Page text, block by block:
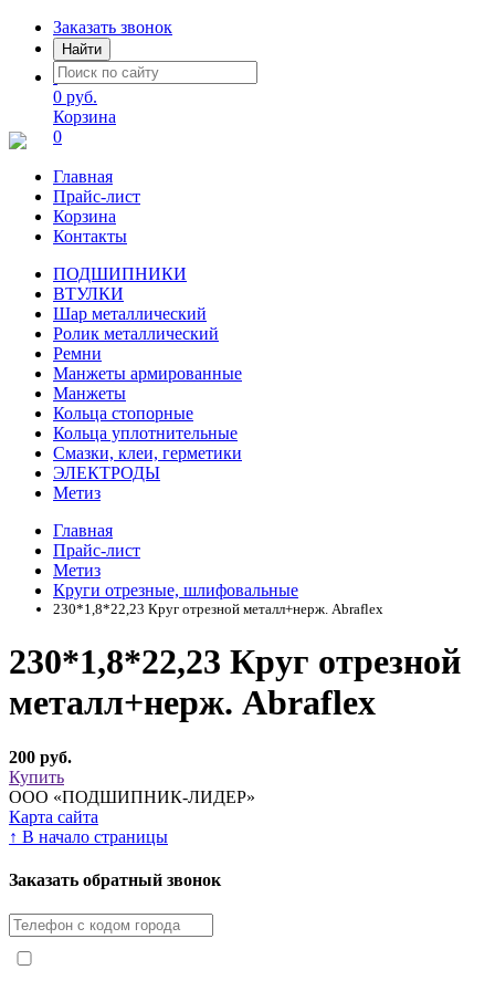
Заказать звонок
Найти
0 руб.
Корзина
0
Главная
Прайс-лист
Корзина
Контакты
ПОДШИПНИКИ
ВТУЛКИ
Шар металлический
Ролик металлический
Ремни
Манжеты армированные
Манжеты
Кольца стопорные
Кольца уплотнительные
Смазки, клеи, герметики
ЭЛЕКТРОДЫ
Метиз
Главная
Прайс-лист
Метиз
Круги отрезные, шлифовальные
230*1,8*22,23 Круг отрезной металл+нерж. Abraflex
230*1,8*22,23 Круг отрезной
металл+нерж. Abraflex
200 руб.
Купить
ООО «ПОДШИПНИК-ЛИДЕР»
Карта сайта
↑ В начало страницы
Заказать обратный звонок